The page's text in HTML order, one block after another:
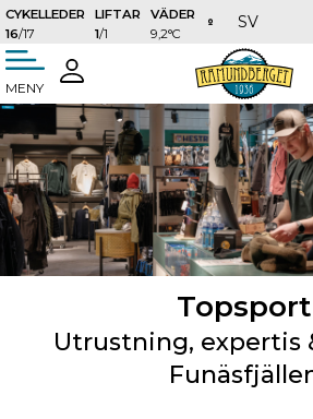
CYKELLEDER
16/17
LIFTAR
1/1
VÄDER
9,2°C
SV
MENY
LOGGA
IN
Topsport
Utrustning, expertis